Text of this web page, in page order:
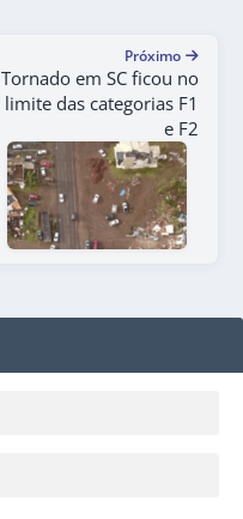
Próximo
Tornado em SC ficou no
limite das categorias F1
e F2